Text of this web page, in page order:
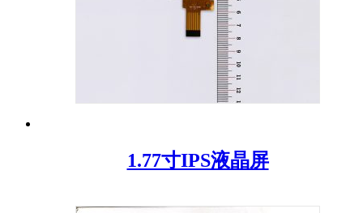
1.77寸IPS液晶屏